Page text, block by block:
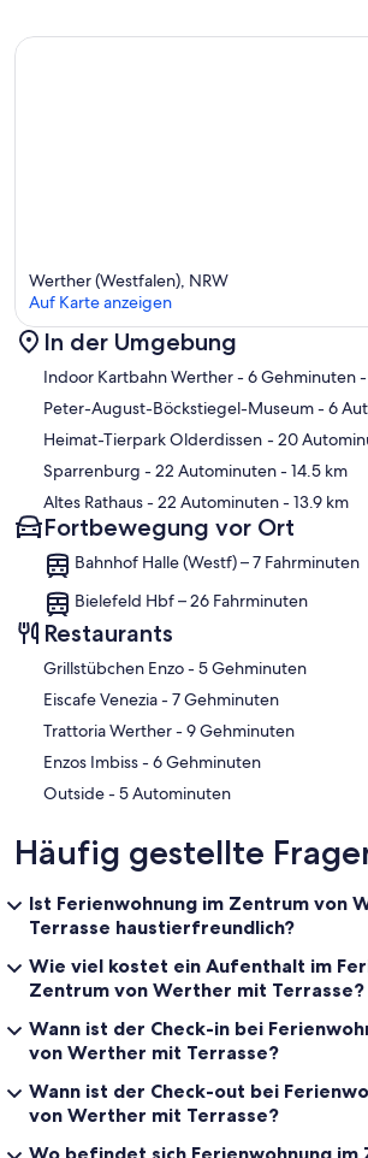
Karte
Werther (Westfalen), NRW
Auf Karte anzeigen
In der Umgebung
Indoor Kartbahn Werther- 6 Gehminuten
Peter-August-Böckstiegel-Museum- 6
Heimat-Tierpark Olderdissen - 20
Sparrenburg - 22 Autominuten- 14.5 km
Altes Rathaus- 22 Autominuten- 13.9 km
Fortbewegung vor Ort
Bahnhof Halle (Westf) – 7 Fahrminuten
Bielefeld Hbf – 26 Fahrminuten
Restaurants
‪Grillstübchen Enzo - ‬5 Gehminuten
‪Eiscafe Venezia - ‬7 Gehminuten
‪Trattoria Werther - ‬9 Gehminuten
‪Enzos Imbiss - ‬6 Gehminuten
‪Outside - ‬5 Autominuten
Häufig gestellte
Ist Ferienwohnung im Zentrum von
Terrasse haustierfreundlich?
Wie viel kostet ein Aufenthalt im
Zentrum von Werther mit Terrasse?
Wann ist der Check-in bei
von Werther mit Terrasse?
Wann ist der Check-out bei
von Werther mit Terrasse?